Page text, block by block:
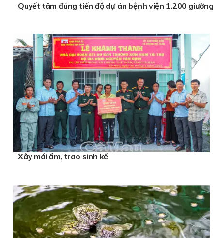
Quyết tâm đúng tiến độ dự án bệnh viện 1.200 giường
Xây mái ấm, trao sinh kế